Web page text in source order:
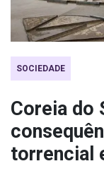
SOCIEDADE
Coreia do
torrencial